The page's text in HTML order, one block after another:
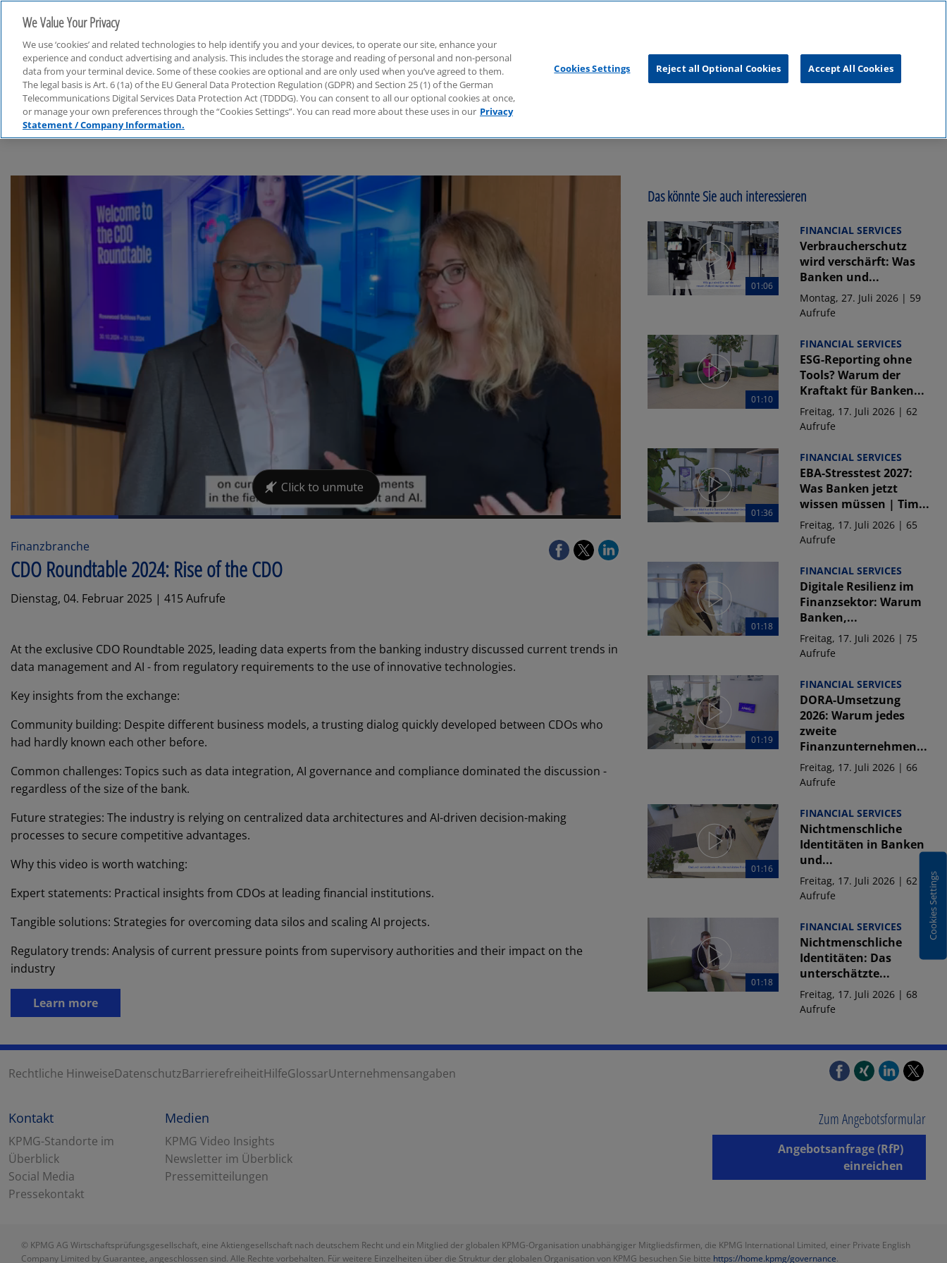
Finanzbranche
Finanzbranche
CDO Roundtable 2024: Rise of the CDO
Dienstag, 04. Februar 2025 | 415 Aufrufe
At the exclusive CDO Roundtable 2025, leading data experts from the banking industry discussed current trends in
data management and AI - from regulatory requirements to the use of innovative technologies.
Key insights from the exchange:
Community building: Despite different business models, a trusting dialog quickly developed between CDOs who
had hardly known each other before.
Common challenges: Topics such as data integration, AI governance and compliance dominated the discussion -
regardless of the size of the bank.
Future strategies: The industry is relying on centralized data architectures and AI-driven decision-making
processes to secure competitive advantages.
Why this video is worth watching:
Expert statements: Practical insights from CDOs at leading financial institutions.
Tangible solutions: Strategies for overcoming data silos and scaling AI projects.
Regulatory trends: Analysis of current pressure points from supervisory authorities and their impact on the
industry
Learn more
Das könnte Sie auch interessieren
01:06
FINANCIAL SERVICES
Verbraucherschutz
wird verschärft: Was
Banken und...
Montag, 27. Juli 2026 | 59
Aufrufe
01:10
FINANCIAL SERVICES
ESG-Reporting ohne
Tools? Warum der
Kraftakt für Banken...
Freitag, 17. Juli 2026 | 62
Aufrufe
01:36
FINANCIAL SERVICES
EBA-Stresstest 2027:
Was Banken jetzt
wissen müssen | Tim...
Freitag, 17. Juli 2026 | 65
Aufrufe
01:18
FINANCIAL SERVICES
Digitale Resilienz im
Finanzsektor: Warum
Banken,...
Freitag, 17. Juli 2026 | 75
Aufrufe
01:19
FINANCIAL SERVICES
DORA-Umsetzung
2026: Warum jedes
zweite
Finanzunternehmen...
Freitag, 17. Juli 2026 | 66
Aufrufe
01:16
FINANCIAL SERVICES
Nichtmenschliche
Identitäten in Banken
und...
Freitag, 17. Juli 2026 | 62
Aufrufe
01:18
FINANCIAL SERVICES
Nichtmenschliche
Identitäten: Das
unterschätzte...
Freitag, 17. Juli 2026 | 68
Aufrufe
Finanzdienstleister:
Aufrufe
FINANCIAL SERVICES
ServiceNow für
Banken: DORA- und
Aufrufe
Cookies Settings
Rechtliche HinweiseDatenschutzBarrierefreiheitHilfeGlossarUnternehmensangaben
Kontakt
KPMG-Standorte im
Überblick
Social Media
Pressekontakt
Medien
KPMG Video Insights
Newsletter im Überblick
Pressemitteilungen
Zum Angebotsformular
Angebotsanfrage (RfP)
einreichen
© KPMG AG Wirtschaftsprüfungsgesellschaft, eine Aktiengesellschaft nach deutschem Recht und ein Mitglied der globalen KPMG-Organisation unabhängiger Mitgliedsfirmen, die KPMG International Limited, einer Private English
Company Limited by Guarantee, angeschlossen sind. Alle Rechte vorbehalten. Für weitere Einzelheiten über die Struktur der globalen Organisation von KPMG besuchen Sie bitte https://home.kpmg/governance.
We Value Your Privacy
We use ‘cookies’ and related technologies to help identify you and your devices, to operate our site, enhance your
experience and conduct advertising and analysis. This includes the storage and reading of personal and non-personal
data from your terminal device. Some of these cookies are optional and are only used when you’ve agreed to them.
The legal basis is Art. 6 (1a) of the EU General Data Protection Regulation (GDPR) and Section 25 (1) of the German
Telecommunications Digital Services Data Protection Act (TDDDG). You can consent to all our optional cookies at once,
or manage your own preferences through the “Cookies Settings”. You can read more about these uses in our Privacy
Statement / Company Information.
Cookies Settings Reject all Optional Cookies Accept All Cookies